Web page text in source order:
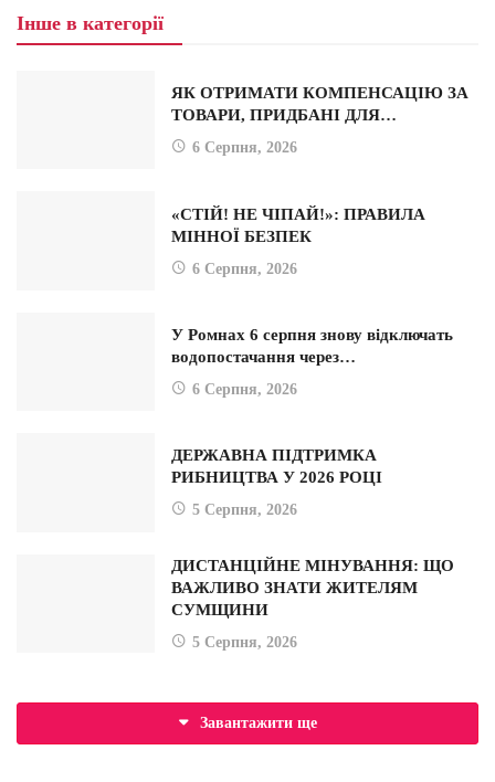
Інше в категорії
ЯК ОТРИМАТИ КОМПЕНСАЦІЮ ЗА
ТОВАРИ, ПРИДБАНІ ДЛЯ…
6 Серпня, 2026
«СТІЙ! НЕ ЧІПАЙ!»: ПРАВИЛА
МІННОЇ БЕЗПЕК
6 Серпня, 2026
У Ромнах 6 серпня знову відключать
водопостачання через…
6 Серпня, 2026
ДЕРЖАВНА ПІДТРИМКА
РИБНИЦТВА У 2026 РОЦІ
5 Серпня, 2026
ДИСТАНЦІЙНЕ МІНУВАННЯ: ЩО
ВАЖЛИВО ЗНАТИ ЖИТЕЛЯМ
СУМЩИНИ
5 Серпня, 2026
Завантажити ще